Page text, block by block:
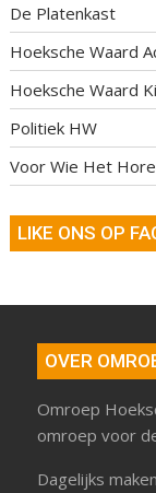
De Platenkast
Hoeksche Waard
Hoeksche Waard
Politiek HW
Voor Wie Het
LIKE ONS OP
OVER
Omroep
omroep voor
Dagelijks